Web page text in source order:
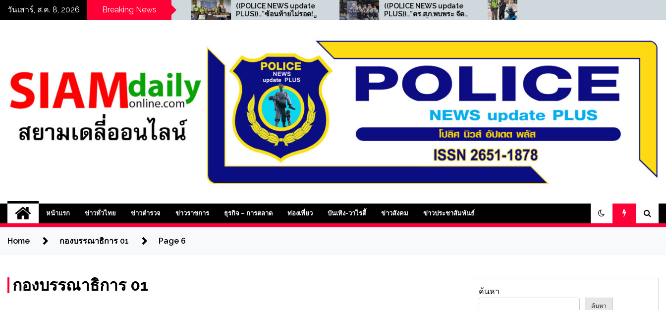
Skipวันเสาร์, ส.ค. 8, 2026 Breaking News
((POLICE NEWS update
PLUS))…”ซ้อนท้ายไม่รอด!
ตำรวจจราจร สน.ท่าข้าม ตั้ง
((POLICE NEWS update
PLUS))…”ซ้อนท้ายไม่รอด!
ตำรวจจราจร สน.ท่าข้าม ตั้ง
((POLICE NEWS update
PLUS))…”ตร.สภ.พบพระ จัด
กิจกรรมอบรมให้ความรู้ด้าน
((POLICE NEWS update
PLUS))…”สน.ท่าข้าม ตั้งจุด
ตรวจกวดขันวินัยจราจร
รวบอาเฉียง อาชญ
สยามเดลี่ออนไลน์ , SiamDailyOnline , policenewsupdateplus
หน้าแรก ข่าวทั่วไทย ข่าวตำรวจ ข่าวราชการ ธุรกิจ – การตลาด ท่องเที่ยว บันเทิง-วาไรตี้ ข่าวสังคม ข่าวประชาสัมพันธ์
Home กองบรรณาธิการ 01 Page 6
กองบรรณาธิการ 01 ค้นหา
ค้นหา